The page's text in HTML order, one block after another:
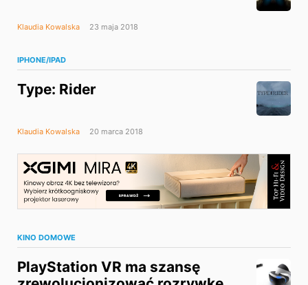
Klaudia Kowalska 23 maja 2018
IPHONE/IPAD
Type: Rider
Klaudia Kowalska 20 marca 2018
KINO DOMOWE
PlayStation VR ma szansę